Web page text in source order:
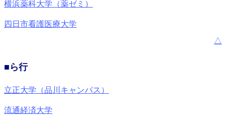
横浜薬科大学（薬ゼミ）
四日市看護医療大学
△
■ら行
立正大学（品川キャンパス）
流通経済大学